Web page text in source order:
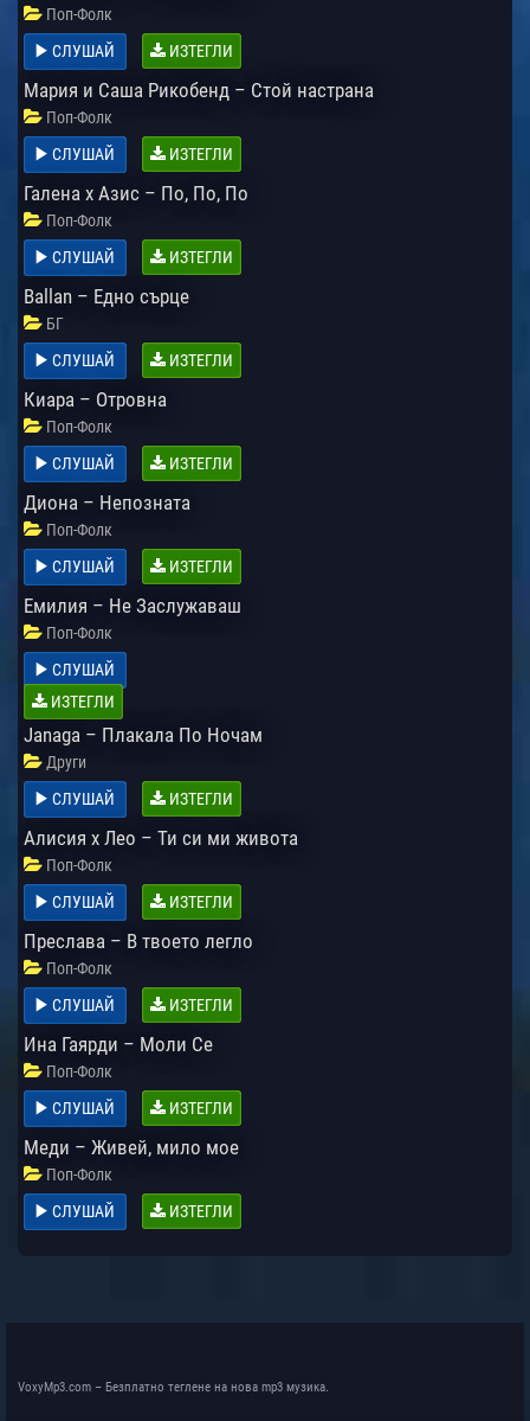
Поп-Фолк
СЛУШАЙ
ИЗТЕГЛИ
Мария и Саша Рикобенд – Стой настрана
Поп-Фолк
СЛУШАЙ
ИЗТЕГЛИ
Галена х Азис – По, По, По
Поп-Фолк
СЛУШАЙ
ИЗТЕГЛИ
Ballan – Едно сърце
БГ
СЛУШАЙ
ИЗТЕГЛИ
Киара – Отровна
Поп-Фолк
СЛУШАЙ
ИЗТЕГЛИ
Диона – Непозната
Поп-Фолк
СЛУШАЙ
ИЗТЕГЛИ
Емилия – Не Заслужаваш
Поп-Фолк
СЛУШАЙ
ИЗТЕГЛИ
Janaga – Плакала По Ночам
Други
СЛУШАЙ
ИЗТЕГЛИ
Алисия x Лео – Ти си ми живота
Поп-Фолк
СЛУШАЙ
ИЗТЕГЛИ
Преслава – В твоето легло
Поп-Фолк
СЛУШАЙ
ИЗТЕГЛИ
Ина Гаярди – Моли Се
Поп-Фолк
СЛУШАЙ
ИЗТЕГЛИ
Меди – Живей, мило мое
Поп-Фолк
СЛУШАЙ
ИЗТЕГЛИ
VoxyMp3.com – Безплатно теглене на нова mp3 музика.